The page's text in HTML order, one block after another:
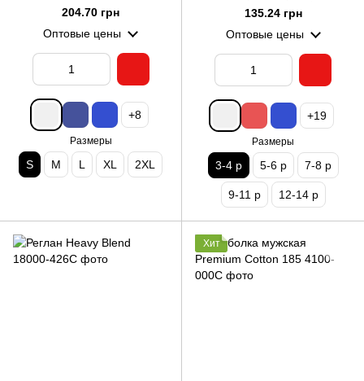
204.70 грн
Оптовые цены
+8
Размеры
S M L XL 2XL
135.24 грн
Оптовые цены
+19
Размеры
3-4 р 5-6 р 7-8 р
9-11 р 12-14 р
Хит